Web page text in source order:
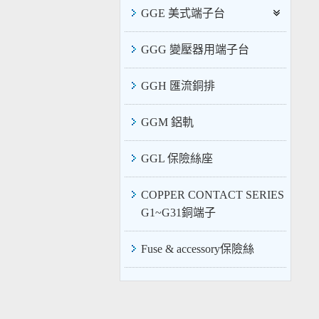
GGE 美式端子台
GGG 變壓器用端子台
GGH 匯流銅排
GGM 鋁軌
GGL 保險絲座
COPPER CONTACT SERIES
G1~G31銅端子
Fuse & accessory保險絲